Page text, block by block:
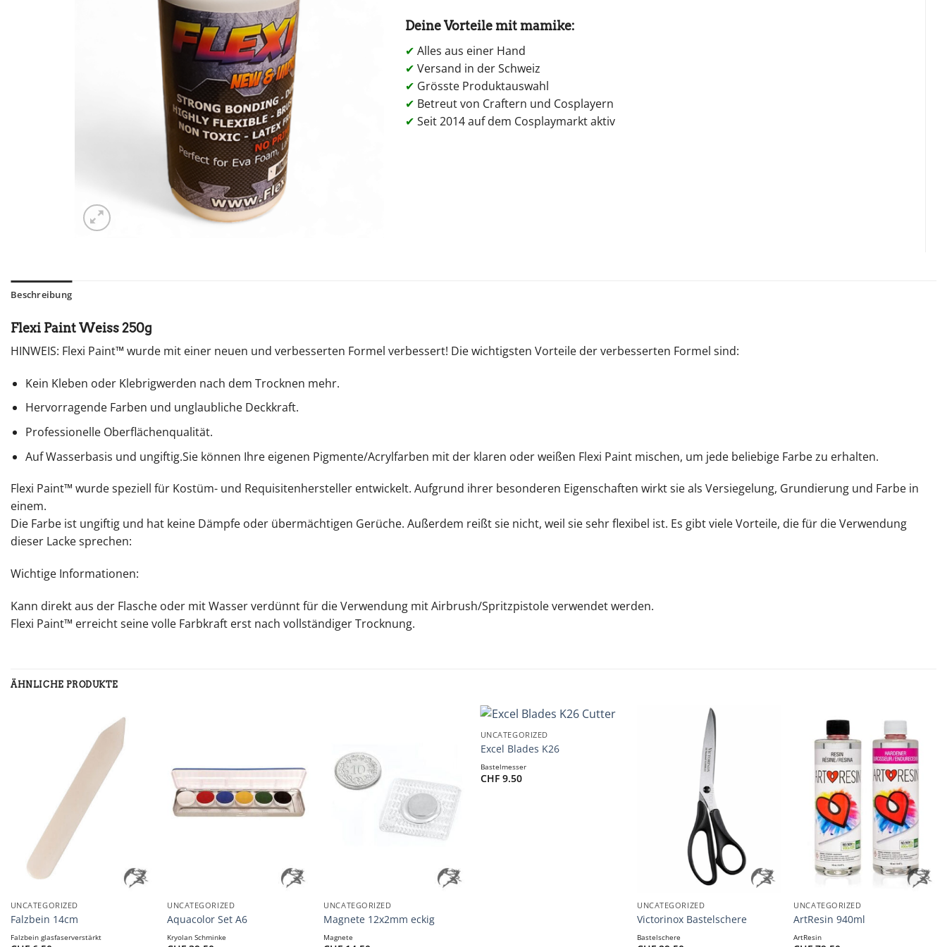
Deine Vorteile mit mamike:
✔ Alles aus einer Hand
✔ Versand in der Schweiz
✔ Grösste Produktauswahl
✔ Betreut von Craftern und Cosplayern
✔ Seit 2014 auf dem Cosplaymarkt aktiv
Beschreibung
Flexi Paint Weiss 250g
HINWEIS: Flexi Paint™ wurde mit einer neuen und verbesserten Formel verbessert! Die wichtigsten Vorteile der verbesserten Formel sind:
Kein Kleben oder Klebrigwerden nach dem Trocknen mehr.
Hervorragende Farben und unglaubliche Deckkraft.
Professionelle Oberflächenqualität.
Auf Wasserbasis und ungiftig.Sie können Ihre eigenen Pigmente/Acrylfarben mit der klaren oder weißen Flexi Paint mischen, um jede beliebige Farbe zu erhalten.
Flexi Paint™ wurde speziell für Kostüm- und Requisitenhersteller entwickelt. Aufgrund ihrer besonderen Eigenschaften wirkt sie als Versiegelung, Grundierung und Farbe in
einem.
Die Farbe ist ungiftig und hat keine Dämpfe oder übermächtigen Gerüche. Außerdem reißt sie nicht, weil sie sehr flexibel ist. Es gibt viele Vorteile, die für die Verwendung
dieser Lacke sprechen:
Wichtige Informationen:
Kann direkt aus der Flasche oder mit Wasser verdünnt für die Verwendung mit Airbrush/Spritzpistole verwendet werden.
Flexi Paint™ erreicht seine volle Farbkraft erst nach vollständiger Trocknung.
ÄHNLICHE PRODUKTE
UNCATEGORIZED
Falzbein 14cm
Falzbein glasfaserverstärkt
UNCATEGORIZED
Aquacolor Set A6
Kryolan Schminke
UNCATEGORIZED
Magnete 12x2mm eckig
Magnete
+
UNCATEGORIZED
Excel Blades K26
Bastelmesser
CHF9.50
UNCATEGORIZED
Victorinox Bastelschere
Bastelschere
UNCATEGORIZED
ArtResin 940ml
ArtResin